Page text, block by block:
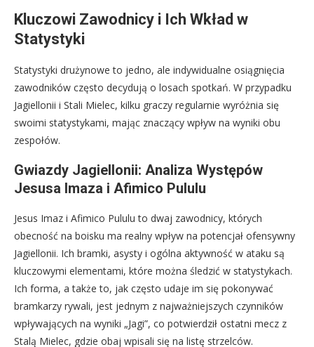
Kluczowi Zawodnicy i Ich Wkład w
Statystyki
Statystyki drużynowe to jedno, ale indywidualne osiągnięcia
zawodników często decydują o losach spotkań. W przypadku
Jagiellonii i Stali Mielec, kilku graczy regularnie wyróżnia się
swoimi statystykami, mając znaczący wpływ na wyniki obu
zespołów.
Gwiazdy Jagiellonii: Analiza Występów
Jesusa Imaza i Afimico Pululu
Jesus Imaz i Afimico Pululu to dwaj zawodnicy, których
obecność na boisku ma realny wpływ na potencjał ofensywny
Jagiellonii. Ich bramki, asysty i ogólna aktywność w ataku są
kluczowymi elementami, które można śledzić w statystykach.
Ich forma, a także to, jak często udaje im się pokonywać
bramkarzy rywali, jest jednym z najważniejszych czynników
wpływających na wyniki „Jagi”, co potwierdził ostatni mecz z
Stalą Mielec, gdzie obaj wpisali się na listę strzelców.